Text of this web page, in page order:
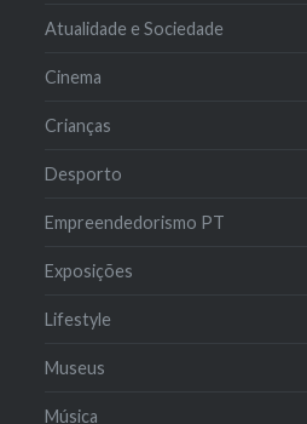
Atualidade e Sociedade
Cinema
Crianças
Desporto
Empreendedorismo PT
Exposições
Lifestyle
Museus
Música